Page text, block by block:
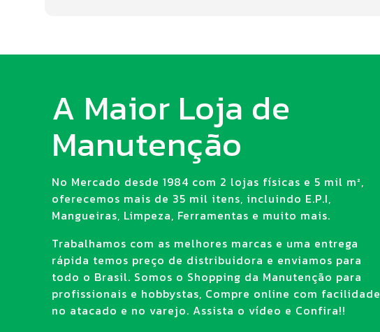
A Maior Loja de
Manutenção
No Mercado desde 1984 com 2 lojas físicas e 5 mil m²,
oferecemos mais de 35 mil itens, incluindo E.P.I,
Mangueiras, Limpeza, Ferramentas e muito mais.
Trabalhamos com as melhores marcas e uma entrega
rápida temos preço de distribuidora e enviamos para
todo o Brasil. Somos o Shopping da Manutenção para
profissionais e hobbystas, Compre online com facilidade
no atacado e no varejo. Assista o vídeo e Confira!!